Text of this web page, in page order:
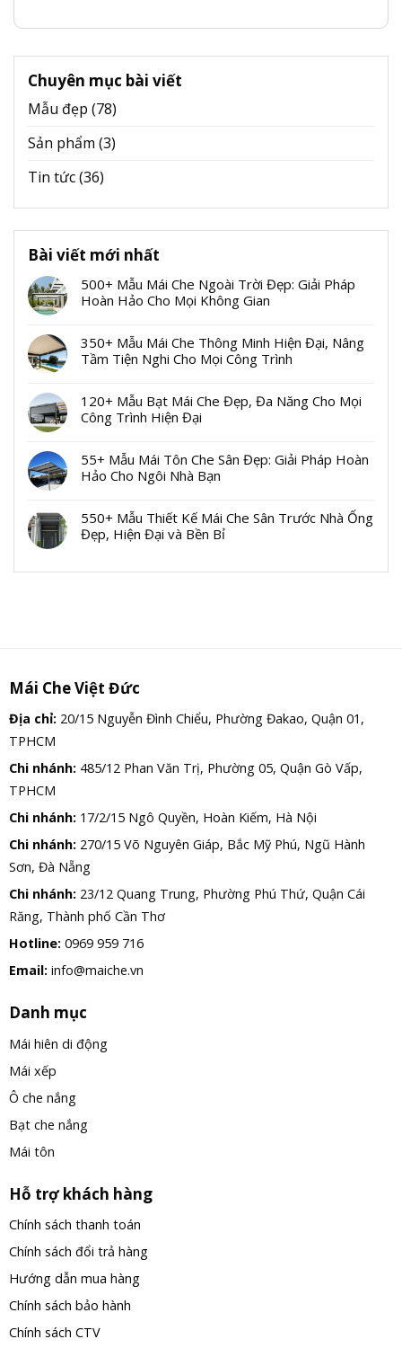
Chuyên mục bài viết
Mẫu đẹp (78)
Sản phẩm (3)
Tin tức(36)
Bài viết mới nhất
500+ Mẫu Mái Che Ngoài Trời Đẹp: Giải Pháp
Hoàn Hảo Cho Mọi Không Gian
350+ Mẫu Mái Che Thông Minh Hiện Đại, Nâng
Tầm Tiện Nghi Cho Mọi Công Trình
120+ Mẫu Bạt Mái Che Đẹp, Đa Năng Cho Mọi
Công Trình Hiện Đại
55+ Mẫu Mái Tôn Che Sân Đẹp: Giải Pháp Hoàn
Hảo Cho Ngôi Nhà Bạn
550+ Mẫu Thiết Kế Mái Che Sân Trước Nhà Ống
Đẹp, Hiện Đại và Bền Bỉ
Mái Che Việt Đức
Địa chỉ:20/15 Nguyễn Đình Chiểu, Phường Đakao, Quận 01,
TPHCM
Chi nhánh:485/12 Phan Văn Trị, Phường 05, Quận Gò Vấp,
TPHCM
Chi nhánh:17/2/15 Ngô Quyền, Hoàn Kiếm, Hà Nội
Chi nhánh:270/15 Võ Nguyên Giáp, Bắc Mỹ Phú, Ngũ Hành
Sơn, Đà Nẵng
Chi nhánh:23/12 Quang Trung, Phường Phú Thứ, Quận Cái
Răng, Thành phố Cần Thơ
Hotline:0969 959 716
Email:info@maiche.vn
Danh mục
Mái hiên di động
Mái xếp
Ô che nắng
Bạt che nắng
Mái tôn
Hỗ trợ khách hàng
Chính sách thanh toán
Chính sách đổi trả hàng
Hướng dẫn mua hàng
Chính sách bảo hành
Chính sách CTV